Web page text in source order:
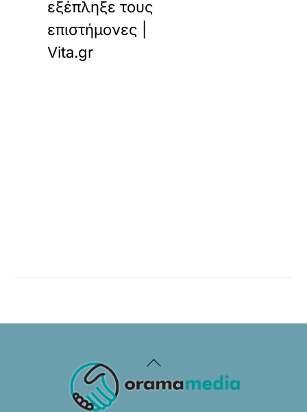
εξέπληξε τους
επιστήμονες |
Vita.gr
Back
To